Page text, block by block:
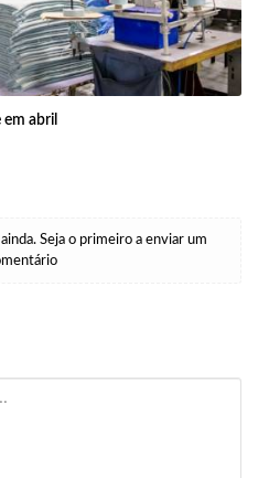
abril
Seja o primeiro a enviar um